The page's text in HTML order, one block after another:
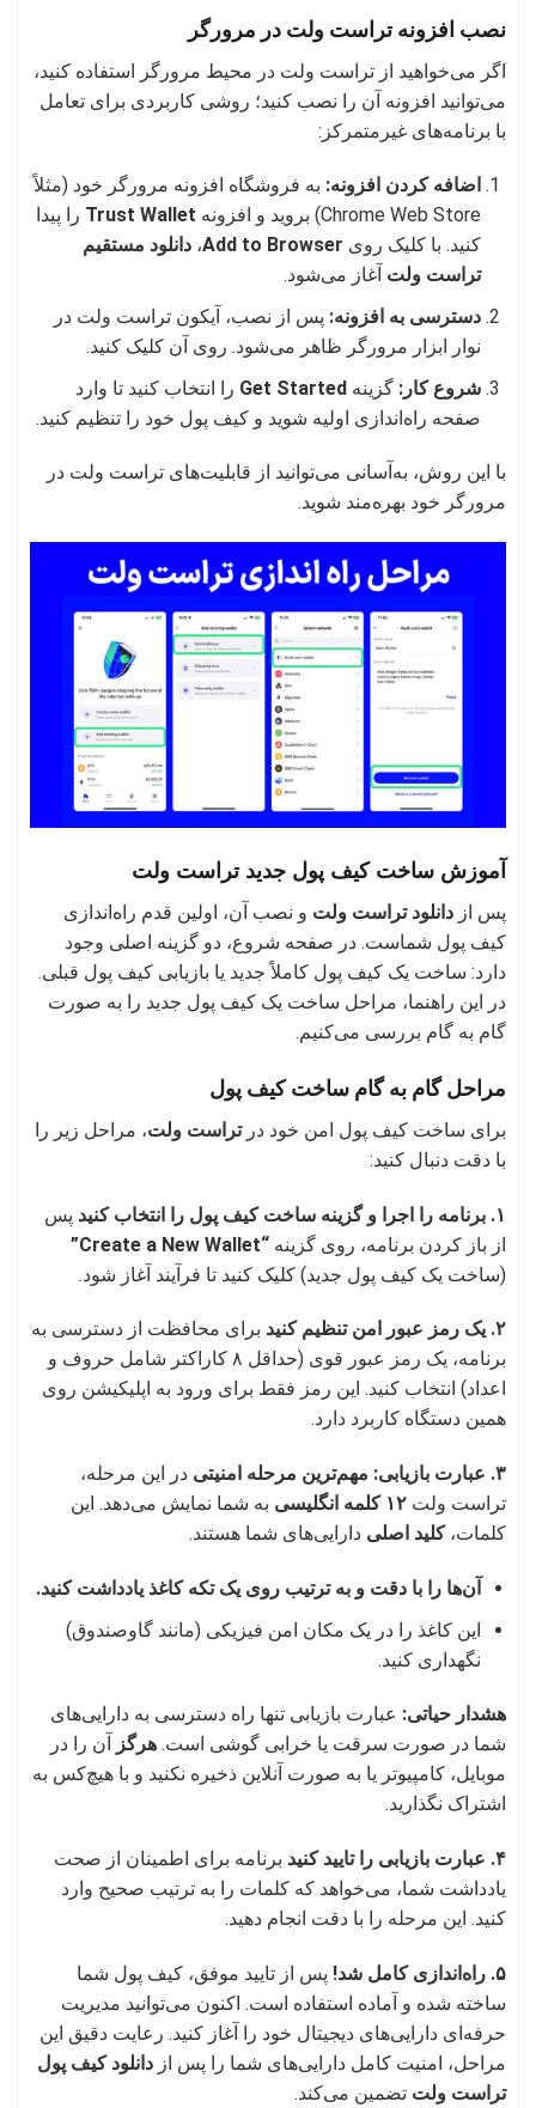
نصب افزونه تراست ولت در مرورگر
اگر می‌خواهید از تراست ولت در محیط مرورگر استفاده کنید،
می‌توانید افزونه آن را نصب کنید؛ روشی کاربردی برای تعامل
با برنامه‌های غیرمتمرکز:
اضافه کردن افزونه: به فروشگاه افزونه مرورگر خود (مثلاً
Chrome Web Store) بروید و افزونه
Trust Wallet را پیدا
کنید. با کلیک روی Add to Browser، دانلود مستقیم
تراست ولت آغاز می‌شود.
دسترسی به افزونه: پس از نصب، آیکون تراست ولت در
نوار ابزار مرورگر ظاهر می‌شود. روی آن کلیک کنید.
شروع کار: گزینه Get Started را انتخاب کنید تا وارد
صفحه راه‌اندازی اولیه شوید و کیف پول خود را تنظیم کنید.
با این روش، به‌آسانی می‌توانید از قابلیت‌های تراست ولت در
مرورگر خود بهره‌مند شوید.
آموزش ساخت کیف پول جدید تراست ولت
پس از دانلود تراست ولت و نصب آن، اولین قدم راه‌اندازی
کیف پول شماست. در صفحه شروع، دو گزینه اصلی وجود
دارد: ساخت یک کیف پول کاملاً جدید یا بازیابی کیف پول قبلی.
در این راهنما، مراحل ساخت یک کیف پول جدید را به صورت
گام به گام بررسی می‌کنیم.
مراحل گام به گام ساخت کیف پول
برای ساخت کیف پول امن خود درتراست ولت، مراحل زیر را
با دقت دنبال کنید:
۱. برنامه را اجرا و گزینه ساخت کیف پول را انتخاب کنید
پس
از باز کردن برنامه، روی گزینه “Create a New Wallet”
(ساخت یک کیف پول جدید) کلیک کنید تا فرآیند آغاز شود.
۲. یک رمز عبور امن تنظیم کنید
برای محافظت از دسترسی به
برنامه، یک رمز عبور قوی (حداقل ۸ کاراکتر شامل حروف و
اعداد) انتخاب کنید. این رمز فقط برای ورود به اپلیکیشن روی
همین دستگاه کاربرد دارد.
۳. عبارت بازیابی: مهم‌ترین مرحله امنیتی
در این مرحله،
تراست ولت ۱۲ کلمه انگلیسی
به شما نمایش می‌دهد. این
کلمات،کلید اصلی دارایی‌های شما هستند.
آن‌ها را با دقت و به ترتیب روی یک تکه کاغذ یادداشت کنید.
این کاغذ را در یک مکان امن فیزیکی (مانند گاوصندوق)
نگهداری کنید.
هشدار حیاتی: عبارت بازیابی تنها راه دسترسی به دارایی‌های
شما در صورت سرقت یا خرابی گوشی است. هرگز
آن را در
موبایل، کامپیوتر یا به صورت آنلاین ذخیره نکنید و با هیچ‌کس به
اشتراک نگذارید.
۴. عبارت بازیابی را تایید کنید
برنامه برای اطمینان از صحت
یادداشت شما، می‌خواهد که کلمات را به ترتیب صحیح وارد
کنید. این مرحله را با دقت انجام دهید.
۵. راه‌اندازی کامل شد!
پس از تایید موفق، کیف پول شما
ساخته شده و آماده استفاده است. اکنون می‌توانید مدیریت
حرفه‌ای دارایی‌های دیجیتال خود را آغاز کنید. رعایت دقیق این
مراحل، امنیت کامل دارایی‌های شما را پس از دانلود کیف پول
تراست ولت تضمین می‌کند.